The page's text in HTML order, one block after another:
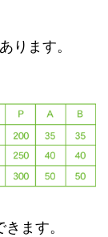
ります。
ます。